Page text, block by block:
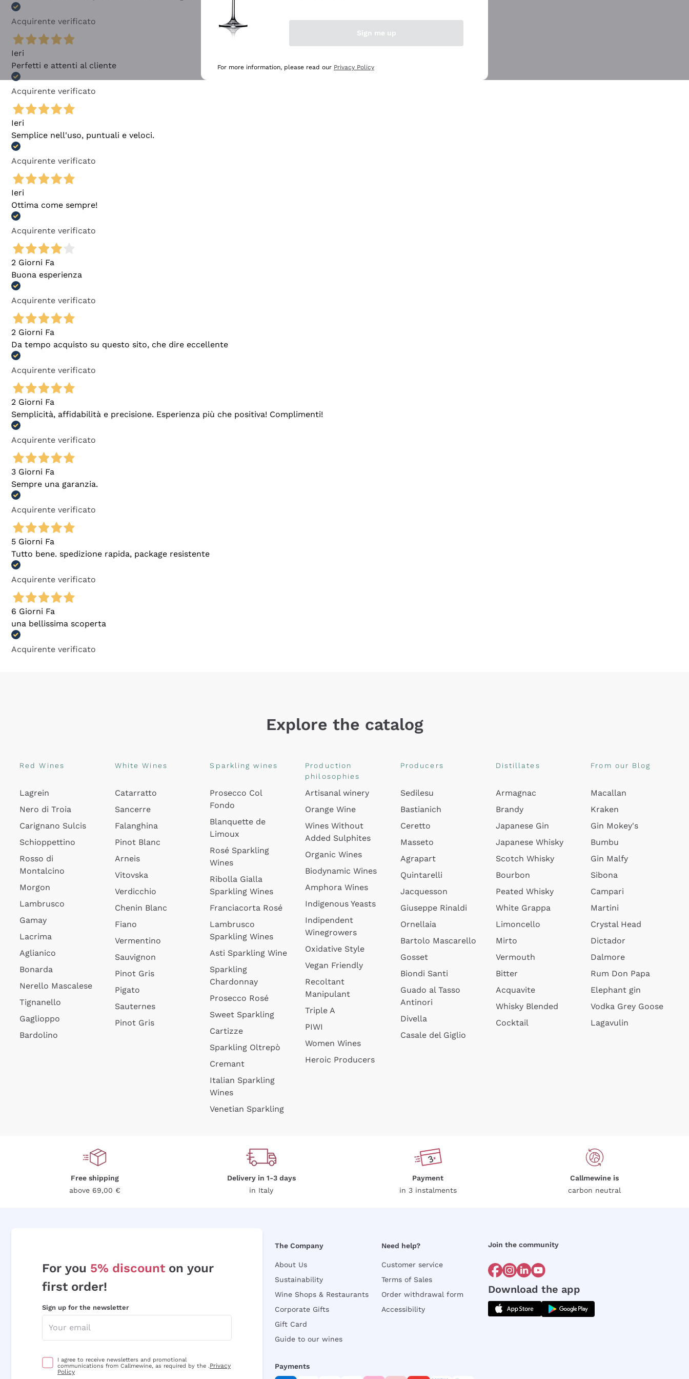
Acquirente verificato
Ieri
Perfetti e attenti al cliente
Acquirente verificato
Ieri
Semplice nell'uso, puntuali e veloci.
Acquirente verificato
Ieri
Ottima come sempre!
Acquirente verificato
2 Giorni Fa
Buona esperienza
Acquirente verificato
2 Giorni Fa
Da tempo acquisto su questo sito, che dire eccellente
Acquirente verificato
2 Giorni Fa
Semplicità, affidabilità e precisione. Esperienza più che positiva! Complimenti!
Acquirente verificato
3 Giorni Fa
Sempre una garanzia.
Acquirente verificato
5 Giorni Fa
Tutto bene. spedizione rapida, package resistente
Acquirente verificato
6 Giorni Fa
una bellissima scoperta
Acquirente verificato
Explore the catalog
Red Wines
Lagrein
Nero di Troia
Carignano Sulcis
Schioppettino
Rosso di
Montalcino
Morgon
Lambrusco
Gamay
Lacrima
Aglianico
Bonarda
Nerello Mascalese
Tignanello
Gaglioppo
Bardolino
White Wines
Catarratto
Sancerre
Falanghina
Pinot Blanc
Arneis
Vitovska
Verdicchio
Chenin Blanc
Fiano
Vermentino
Sauvignon
Pinot Gris
Pigato
Sauternes
Pinot Gris
Sparkling wines
Prosecco Col
Fondo
Blanquette de
Limoux
Rosé Sparkling
Wines
Ribolla Gialla
Sparkling Wines
Franciacorta Rosé
Lambrusco
Sparkling Wines
Asti Sparkling Wine
Sparkling
Chardonnay
Prosecco Rosé
Sweet Sparkling
Cartizze
Sparkling Oltrepò
Cremant
Italian Sparkling
Wines
Venetian Sparkling
Production
philosophies
Artisanal winery
Orange Wine
Wines Without
Added Sulphites
Organic Wines
Biodynamic Wines
Amphora Wines
Indigenous Yeasts
Indipendent
Winegrowers
Oxidative Style
Vegan Friendly
Recoltant
Manipulant
Triple A
PIWI
Women Wines
Heroic Producers
Producers
Sedilesu
Bastianich
Ceretto
Masseto
Agrapart
Quintarelli
Jacquesson
Giuseppe Rinaldi
Ornellaia
Bartolo Mascarello
Gosset
Biondi Santi
Guado al Tasso
Antinori
Divella
Casale del Giglio
Distillates
Armagnac
Brandy
Japanese Gin
Japanese Whisky
Scotch Whisky
Bourbon
Peated Whisky
White Grappa
Limoncello
Mirto
Vermouth
Bitter
Acquavite
Whisky Blended
Cocktail
From our Blog
Macallan
Kraken
Gin Mokey's
Bumbu
Gin Malfy
Sibona
Campari
Martini
Crystal Head
Dictador
Dalmore
Rum Don Papa
Elephant gin
Vodka Grey Goose
Lagavulin
Free shipping
above 69,00 €
Delivery in 1-3 days
in Italy
Payment
in 3 instalments
Callmewine is
carbon neutral
For you 5% discount on your
first order!
Sign up for the newsletter
I agree to receive newsletters and promotional
communications from Callmewine, as required by the .Privacy
Policy
The Company
About Us
Sustainability
Wine Shops & Restaurants
Corporate Gifts
Gift Card
Guide to our wines
Need help?
Customer service
Terms of Sales
Order withdrawal form
Accessibility
Join the community
Download the app
Payments
Sign me up
For more information, please read our Privacy Policy